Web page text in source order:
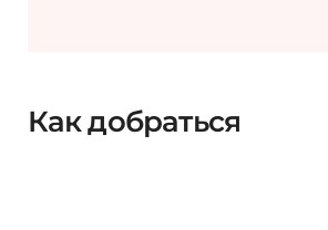
Как добраться